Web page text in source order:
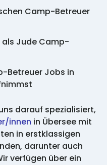
Camp-Betreuer
als Jude Camp-
Betreuer Jobs in
darauf spezialisiert,
innen in Übersee mit
in erstklassigen
darunter auch
verfügen über ein